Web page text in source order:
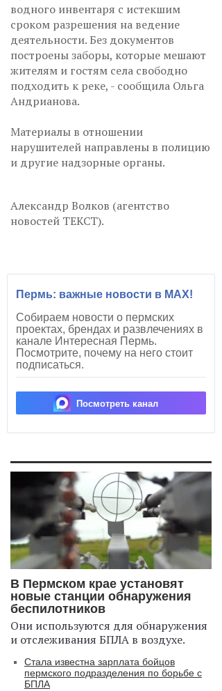
водного инвентаря с истекшим
сроком разрешения на ведение
деятельности. Без документов
построены заборы, которые мешают
жителям и гостям села свободно
подходить к реке, - сообщила Ольга
Андрианова.
Материалы в отношении
нарушителей направлены в полицию
и другие надзорные органы.
Александр Волков (агентство
новостей ТЕКСТ).
Пермь: важные новости в MAX!
Собираем новости о пермских
проектах, брендах и развлечениях в
канале Интересная Пермь.
Посмотрите, почему на него стоит
подписаться.
Посмотреть канал
В Пермском крае установят
новые станции обнаружения
беспилотников
Они используются для обнаружения
и отслеживания БПЛА в воздухе.
Стала известна зарплата бойцов
пермского подразделения по борьбе с
БПЛА